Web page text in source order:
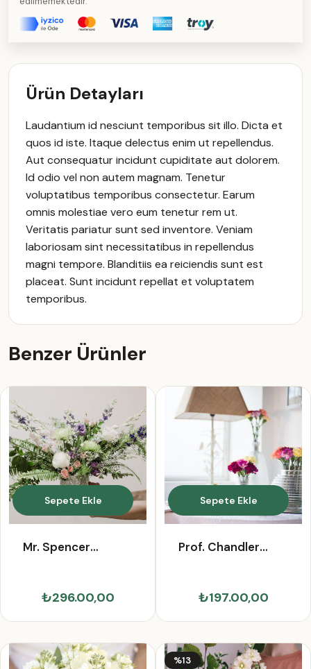
Ürün Detayları
Laudantium id nesciunt temporibus sit illo. Dicta et
quos id iste. Itaque delectus enim ut repellendus.
Aut consequatur incidunt cupiditate aut dolorem.
Id odio vel non autem magnam. Tenetur
voluptatibus temporibus consectetur. Earum
omnis molestiae vero eum tenetur rem ut.
Veritatis pariatur sunt sed inventore. Veniam
laboriosam sint necessitatibus in repellendus
magni tempore. Blanditiis ea reiciendis sunt est
placeat. Sunt incidunt repellat et voluptatem
temporibus.
Benzer Ürünler
Sepete Ekle
Mr. Spencer
₺296.00,00
Sepete Ekle
Prof. Chandler
₺197.00,00
%13